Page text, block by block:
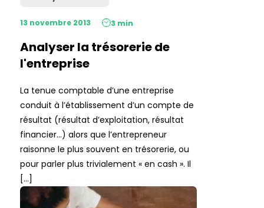
13 novembre 2013 3 min
Analyser la trésorerie de
l'entreprise
La tenue comptable d’une entreprise
conduit à l’établissement d’un compte de
résultat (résultat d’exploitation, résultat
financier…) alors que l’entrepreneur
raisonne le plus souvent en trésorerie, ou
pour parler plus trivialement « en cash ». Il
[…]